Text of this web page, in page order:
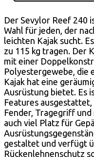
Der Sevylor Reef 240
Wahl für jeden, der
leichten Kajak sucht.
zu 115 kg tragen. Der
mit einer
Polyestergewebe, die
Kajak hat eine
Ausrüstung bietet. Es
Features
Fender, Tragegriff
auch viel Platz für
gestaltet und verfügt
Rückenlehnenschutz